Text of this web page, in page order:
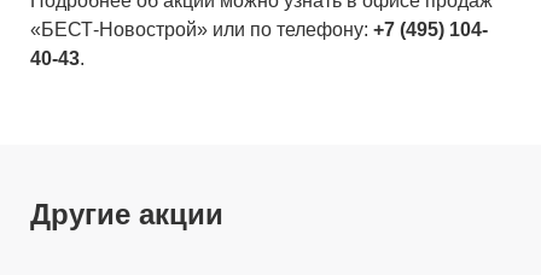
«БЕСТ-Новострой» или по телефону: +7 (495) 104-
40-43.
Другие акции